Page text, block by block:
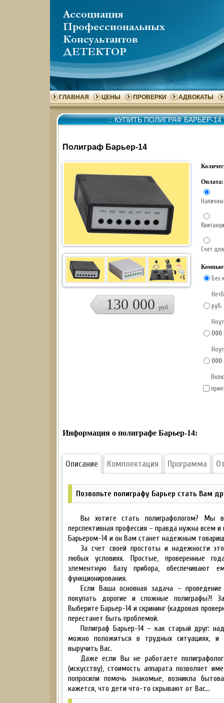
ГЛАВНАЯ ЦЕНЫ ПРОВЕРКИ АДВОКАТЫ
::КУПИТЬ ПОЛИГРАФ БАРЬЕР-
Полиграф Барьер-14
130 000 руб.
Оплата:
Счет
Без
руб.
000
000
Информация о полиграфе Барьер-14:
Описание Комплектация Программа
Позвольте полиграфу Барьер стать Вам
Вы хотите стать полиграфологом? Мы
перспективная профессия – правда нужна всем и
Барьером-14 и он Вам станет надежным
За счет своей простоты и надежности
любых условиях. Простые, проверенные
элементную базу прибора, обеспечивают
функционирования.
Если Ваша основная задача –
покупать дорогие и сложные полиграфы?!
Выберите Барьер-14 и скрининг (кадровая
перестанет быть проблемой.
Полиграф Барьер-14 – как старый друг:
можно положиться в трудных ситуациях, и
выручить Вас.
Даже если Вы не работаете
(искусству), стоимость аппарата позволяет
попросили помочь знакомые, возникла
кажется, что дети что-то скрывают от Вас…